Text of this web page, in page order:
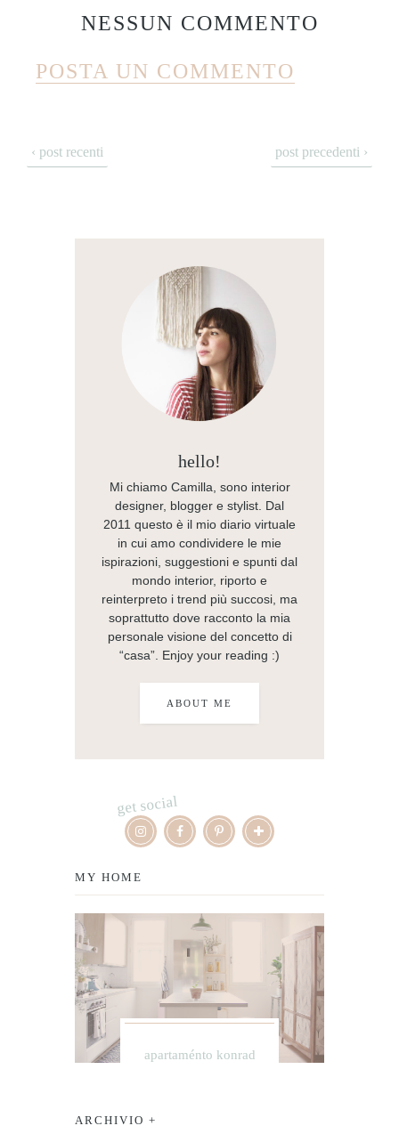
NESSUN COMMENTO
POSTA UN COMMENTO
‹ post recenti post precedenti ›
hello!
Mi chiamo Camilla, sono interior
designer, blogger e stylist. Dal
2011 questo è il mio diario virtuale
in cui amo condividere le mie
ispirazioni, suggestioni e spunti dal
mondo interior, riporto e
reinterpreto i trend più succosi, ma
soprattutto dove racconto la mia
personale visione del concetto di
“casa”. Enjoy your reading :)
ABOUT ME
get social
MY HOME
apartaménto konrad
ARCHIVIO +